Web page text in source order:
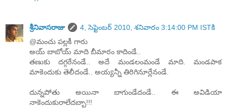
శ్రీనివాసరాజు
4, సెప్టెంబర్ 2010, శనివారం 3:14:00 PM ISTకి
@మంచు పల్లకీ గారు
అయ్ బాబోయ్ మాది బీమారం కాదిండే..
తణుకు దగ్గరేనండే.. అదే మండలంమండే మాది. మండపాక
మాకెందుకు తెలీదండే.. అయ్యన్నీ తిరిగినూర్లేనండే.
దున్నపోతు అయినా బాగుండేదండే.. ఈ అవిడియా
నాకెందుకురాలేదబ్బా!!!